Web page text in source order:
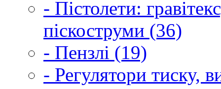
- Пістолети:
піскоструми (36)
- Пензлі (19)
- Регулятори тиску,